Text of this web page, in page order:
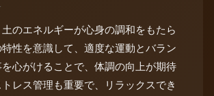
のエネルギーが心身の調和をもたら
性を意識して、適度な運動とバラン
心がけることで、体調の向上が期待
レス管理も重要で、リラックスでき